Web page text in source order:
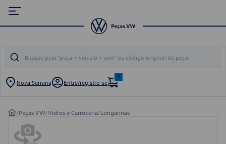
Nova Serrana Entre/registre-se
0
/Peças VW/Vidros e Carroceria/Longarinas